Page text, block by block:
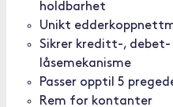
holdbarhet
Unikt
Sikrer kreditt-, debet-
låsemekanisme
Passer opptil 5
Rem for kontanter